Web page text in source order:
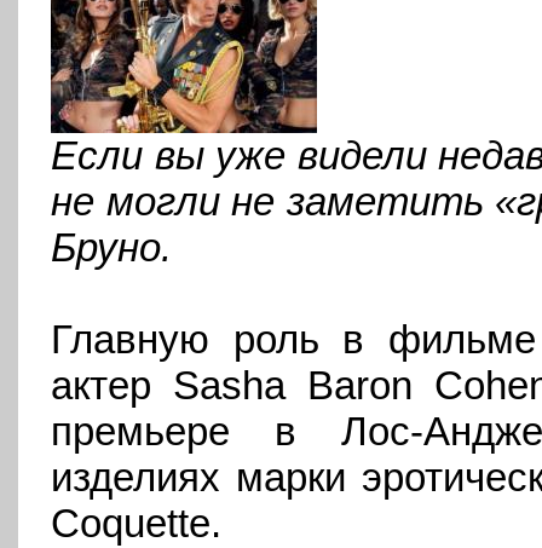
Если вы уже видели
не могли не заметить
Бруно.
Главную роль в фильме
актер Sasha Baron
премьере в Лос-
изделиях марки
Coquette.